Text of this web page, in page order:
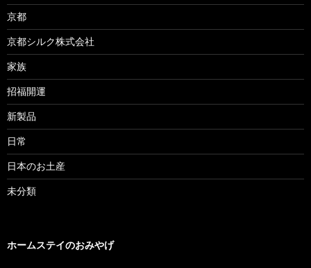
京都
京都シルク株式会社
家族
招福開運
新製品
日常
日本のお土産
未分類
ホームステイのおみやげ